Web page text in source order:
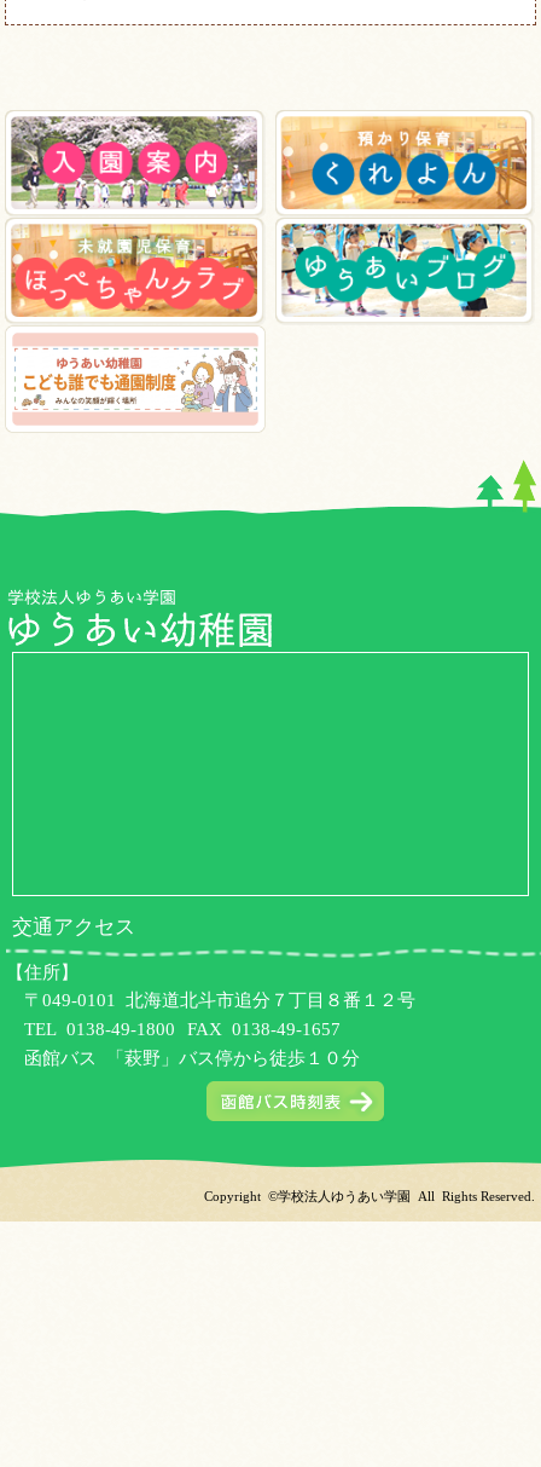
交通アクセス
【住所】
〒049-0101 北海道北斗市追分７丁目８番１２号
TEL 0138-49-1800
FAX 0138-49-1657
函館バス 「萩野」バス停から徒歩１０分
Copyright ©学校法人ゆうあい学園 All Rights Reserved.